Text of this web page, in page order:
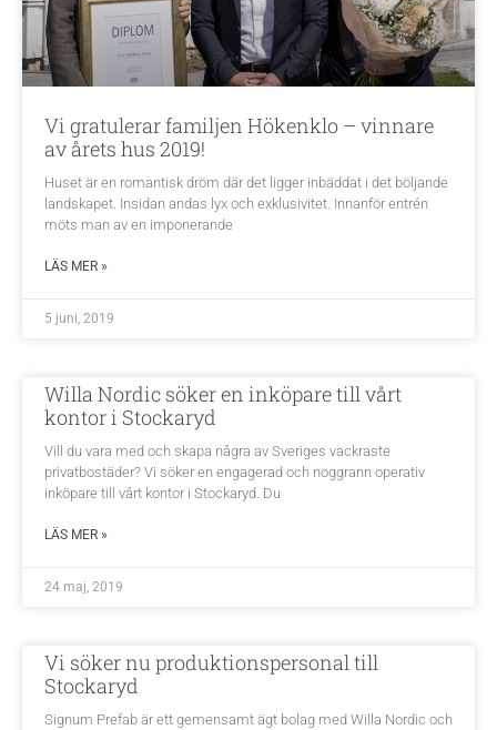
Vi gratulerar familjen Hökenklo – vinnare
av årets hus 2019!
Huset är en romantisk dröm där det ligger inbäddat i det böljande
landskapet. Insidan andas lyx och exklusivitet. Innanför entrén
möts man av en imponerande
LÄS MER »
5 juni, 2019
Willa Nordic söker en inköpare till vårt
kontor i Stockaryd
Vill du vara med och skapa några av Sveriges vackraste
privatbostäder? Vi söker en engagerad och noggrann operativ
inköpare till vårt kontor i Stockaryd. Du
LÄS MER »
24 maj, 2019
Vi söker nu produktionspersonal till
Stockaryd
Signum Prefab är ett gemensamt ägt bolag med Willa Nordic och